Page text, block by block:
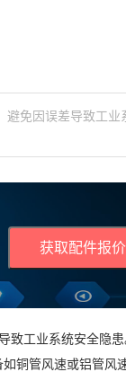
免因误差导致工业
获取配件报价
致工业系统安全隐
铜管风速或铝管风